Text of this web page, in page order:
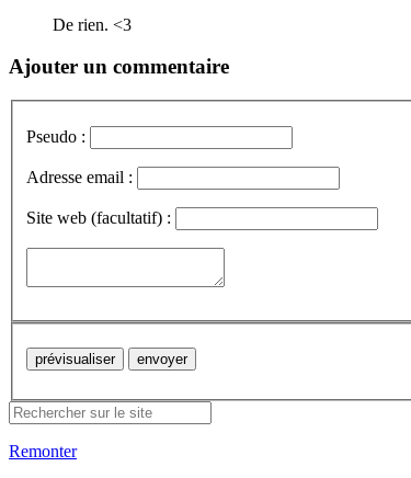
De rien. <3
Ajouter un commentaire
Pseudo :
Adresse email :
Site web (facultatif) :
Remonter